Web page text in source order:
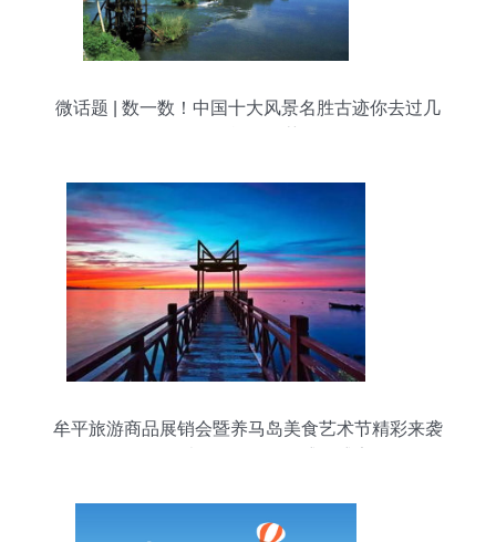
微话题 | 数一数！中国十大风景名胜古迹你去过几
牟平旅游商品展销会暨养马岛美食艺术节精彩来袭